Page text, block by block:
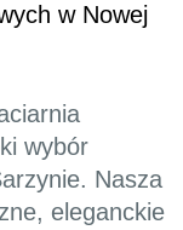
w Nowej
wybór
Nasza
eleganckie